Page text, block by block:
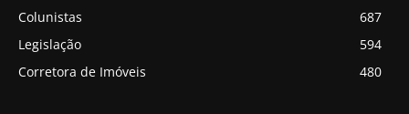
Colunistas
687
Legislação
594
Corretora de Imóveis
480